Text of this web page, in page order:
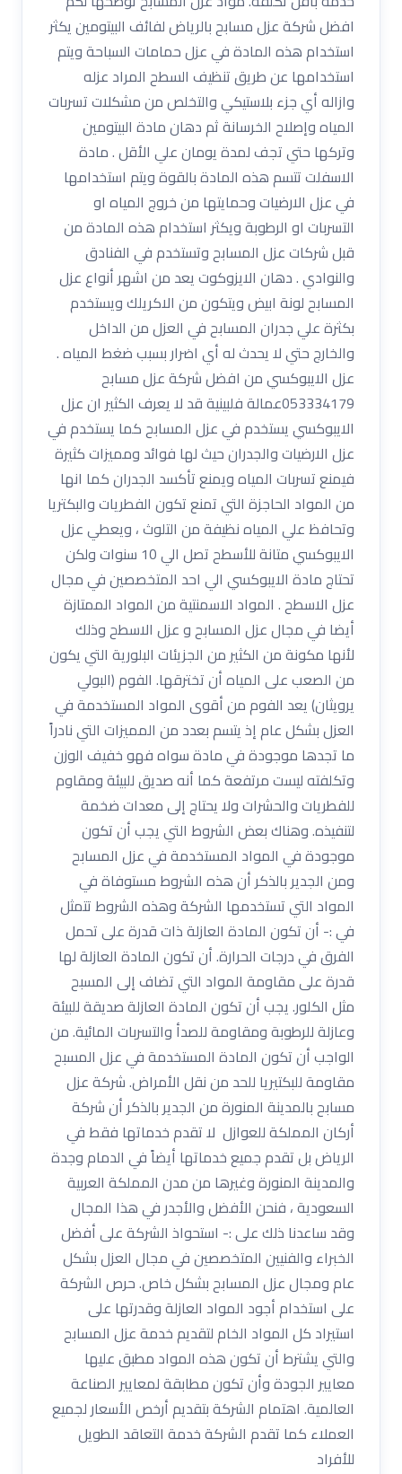
افضل شركة عزل مسابح بالرياض لفائف البيتومين يكثر
استخدام هذه المادة في عزل حمامات السباحة ويتم
استخدامها عن طريق تنظيف السطح المراد عزله
وازاله أي جزء بلاستيكي والتخلص من مشكلات تسربات
المياه وإصلاح الخرسانة ثم دهان مادة البيتومين
وتركها حتي تجف لمدة يومان علي الأقل . مادة
الاسفلت تتسم هذه المادة بالقوة ويتم استخدامها
في عزل الارضيات وحمايتها من خروج المياه او
التسربات او الرطوبة ويكثر استخدام هذه المادة من
قبل شركات عزل المسابح وتستخدم في الفنادق
والنوادي . دهان الايزوكوت يعد من اشهر أنواع عزل
المسابح لونة ابيض ويتكون من الاكريلك ويستخدم
بكثرة علي جدران المسابح في العزل من الداخل
والخارج حتي لا يحدث له أي اضرار بسبب ضغط المياه .
عزل الايبوكسي من افضل شركة عزل مسابح
053334179عمالة فلبينية قد لا يعرف الكثير ان عزل
الايبوكسي يستخدم في عزل المسابح كما يستخدم في
عزل الارضيات والجدران حيث لها فوائد ومميزات كثيرة
فيمنع تسربات المياه ويمنع تأكسد الجدران كما انها
من المواد الحاجزة التي تمنع تكون الفطريات والبكتريا
وتحافظ علي المياه نظيفة من التلوث ، ويعطي عزل
الايبوكسي متانة للأسطح تصل الي 10 سنوات ولكن
تحتاج مادة الايبوكسي الي احد المتخصصين في مجال
عزل الاسطح . المواد الاسمنتية من المواد الممتازة
أيضا في مجال عزل المسابح و عزل الاسطح وذلك
لأنها مكونة من الكثير من الجزيئات البلورية التي يكون
من الصعب على المياه أن تخترقها. الفوم (البولي
يرويثان) يعد الفوم من أقوى المواد المستخدمة في
العزل بشكل عام إذ يتسم بعدد من المميزات التي نادراً
ما تجدها موجودة في مادة سواه فهو خفيف الوزن
وتكلفته ليست مرتفعة كما أنه صديق للبيئة ومقاوم
للفطريات والحشرات ولا يحتاج إلى معدات ضخمة
لتنفيذه. وهناك بعض الشروط التي يجب أن تكون
موجودة في المواد المستخدمة في عزل المسابح
ومن الجدير بالذكر أن هذه الشروط مستوفاة في
المواد التي تستخدمها الشركة وهذه الشروط تتمثل
في :- أن تكون المادة العازلة ذات قدرة على تحمل
الفرق في درجات الحرارة. أن تكون المادة العازلة لها
قدرة على مقاومة المواد التي تضاف إلى المسبح
مثل الكلور. يجب أن تكون المادة العازلة صديقة للبيئة
وعازلة للرطوبة ومقاومة للصدأ والتسربات المائية. من
الواجب أن تكون المادة المستخدمة في عزل المسبح
مقاومة للبكتيريا للحد من نقل الأمراض. شركة عزل
مسابح بالمدينة المنورة من الجدير بالذكر أن شركة
أركان المملكة للعوازل لا تقدم خدماتها فقط في
الرياض بل تقدم جميع خدماتها أيضاً في الدمام وجدة
والمدينة المنورة وغيرها من مدن المملكة العربية
السعودية ، فنحن الأفضل والأجدر في هذا المجال
وقد ساعدنا ذلك على :- استحواذ الشركة على أفضل
الخبراء والفنيين المتخصصين في مجال العزل بشكل
عام ومجال عزل المسابح بشكل خاص. حرص الشركة
على استخدام أجود المواد العازلة وقدرتها على
استيراد كل المواد الخام لتقديم خدمة عزل المسابح
والتي يشترط أن تكون هذه المواد مطبق عليها
معايير الجودة وأن تكون مطابقة لمعايير الصناعة
العالمية. اهتمام الشركة بتقديم أرخص الأسعار لجميع
العملاء كما تقدم الشركة خدمة التعاقد الطويل
للأفراد